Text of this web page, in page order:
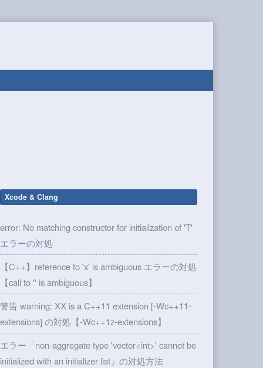
Xcode & Clang
error: No matching constructor for initialization of 'T'
エラーの対処
【C++】reference to 'x' is ambiguous エラーの対処
【call to '' is ambiguous】
警告 warning: XX is a C++11 extension [-Wc++11-
extensions] の対処【-Wc++1z-extensions】
エラー「non-aggregate type 'vector<int>' cannot be
initialized with an initializer list」の対処方法